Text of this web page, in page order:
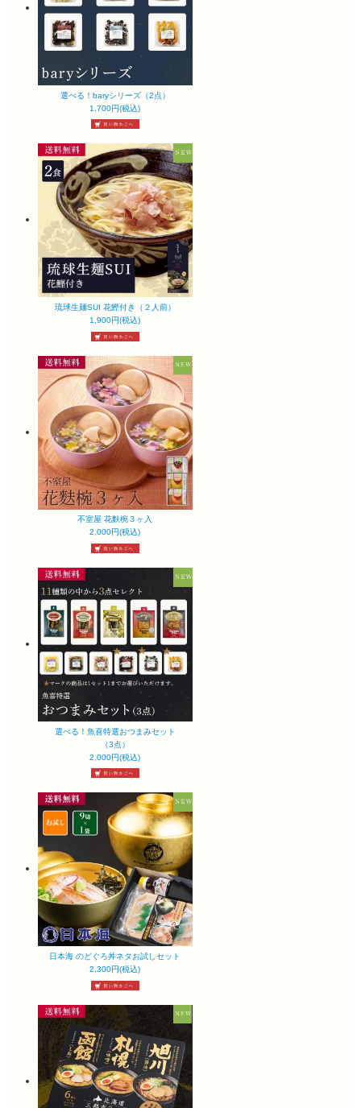
選べる！baryシリーズ（2点）
1,700円(税込)
琉球生麺SUI 花鰹付き（２人前）
1,900円(税込)
不室屋 花麩椀３ヶ入
2,000円(税込)
選べる！魚喜特選おつまみセット
（3点）
2,000円(税込)
日本海 のどぐろ丼ネタお試しセット
2,300円(税込)